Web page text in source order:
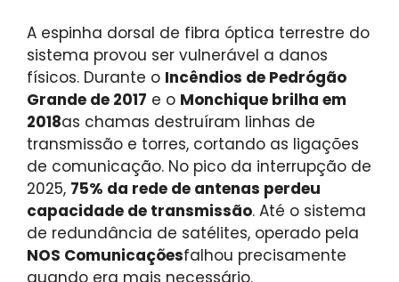
A espinha dorsal de fibra óptica terrestre do
sistema provou ser vulnerável a danos
físicos. Durante o Incêndios de Pedrógão
Grande de 2017 e o Monchique brilha em
2018as chamas destruíram linhas de
transmissão e torres, cortando as ligações
de comunicação. No pico da interrupção de
2025, 75% da rede de antenas perdeu
capacidade de transmissão. Até o sistema
de redundância de satélites, operado pela
NOS Comunicaçõesfalhou precisamente
quando era mais necessário.